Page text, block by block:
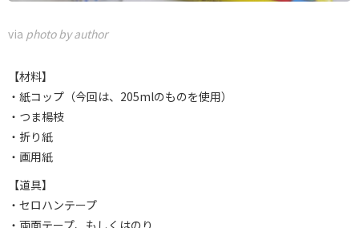
via photo by author
【材料】
・紙コップ（今回は、205mlのものを使用）
・つま楊枝
・折り紙
・画用紙
【道具】
・セロハンテープ
・両面テープ、もしくはのり